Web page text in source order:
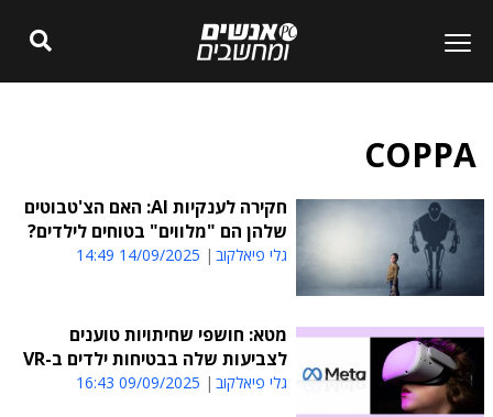
COPPA
חקירה לענקיות AI: האם הצ'טבוטים
שלהן הם "מלווים" בטוחים לילדים?
גלי פיאלקוב 14/09/2025 14:49
מטא: חושפי שחיתויות טוענים
לצביעות שלה בבטיחות ילדים ב-VR
גלי פיאלקוב 09/09/2025 16:43